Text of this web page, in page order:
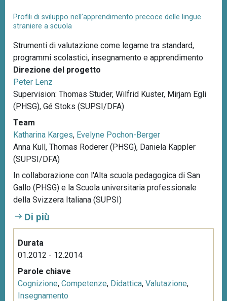
Profili di sviluppo nell’apprendimento precoce delle lingue
straniere a scuola
Strumenti di valutazione come legame tra standard,
programmi scolastici, insegnamento e apprendimento
Direzione del progetto
Peter Lenz
Supervision: Thomas Studer, Wilfrid Kuster, Mirjam Egli
(PHSG), Gé Stoks (SUPSI/DFA)
Team
Katharina Karges, Evelyne Pochon-Berger
Anna Kull, Thomas Roderer (PHSG), Daniela Kappler
(SUPSI/DFA)
In collaborazione con l'Alta scuola pedagogica di San
Gallo (PHSG) e la Scuola universitaria professionale
della Svizzera Italiana (SUPSI)
Di più
Durata
01.2012 - 12.2014
Parole chiave
Cognizione, Competenze, Didattica, Valutazione,
Insegnamento